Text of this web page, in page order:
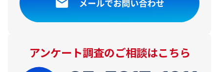
アンケート調査のご相談はこちら